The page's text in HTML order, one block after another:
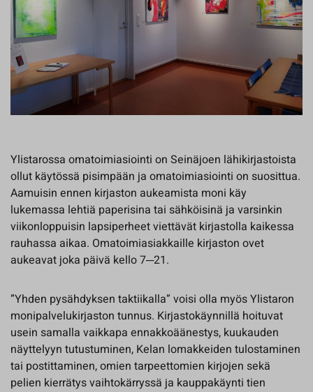
Ylistarossa omatoimiasiointi on Seinäjoen lähikirjastoista
ollut käytössä pisimpään ja omatoimiasiointi on suosittua.
Aamuisin ennen kirjaston aukeamista moni käy
lukemassa lehtiä paperisina tai sähköisinä ja varsinkin
viikonloppuisin lapsiperheet viettävät kirjastolla kaikessa
rauhassa aikaa. Omatoimiasiakkaille kirjaston ovet
aukeavat joka päivä kello 7─21.
”Yhden pysähdyksen taktiikalla” voisi olla myös Ylistaron
monipalvelukirjaston tunnus. Kirjastokäynnillä hoituvat
usein samalla vaikkapa ennakkoäänestys, kuukauden
näyttelyyn tutustuminen, Kelan lomakkeiden tulostaminen
tai postittaminen, omien tarpeettomien kirjojen sekä
pelien kierrätys vaihtokärryssä ja kauppakäynti tien